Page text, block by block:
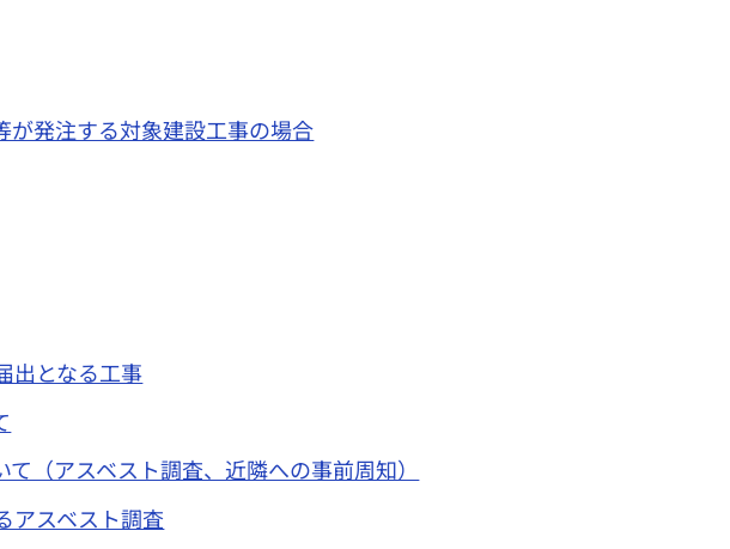
が発注する対象建設工事の場合
出となる工事
（アスベスト調査、近隣への事前周知）
アスベスト調査